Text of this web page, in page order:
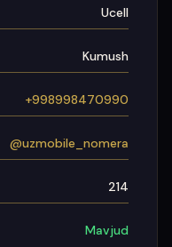
Ucell
Kumush
+998998470990
@uzmobile_nomera
214
Mavjud